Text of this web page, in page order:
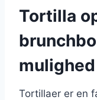
Tortilla
mulighed
Tortillaer er en